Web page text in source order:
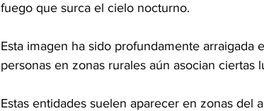
fuego que surca el cielo nocturno.
Esta imagen ha sido profundamente
personas en zonas rurales aún asocian ciertas
Estas entidades suelen aparecer en zonas del